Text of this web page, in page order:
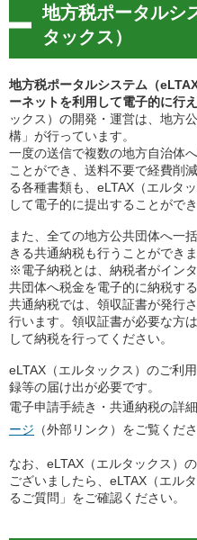
地方税ポータルシ
タックス）
地方税ポータルシステム（eLTAX
ーネットを利用して電子的に行
ックス）の開発・運営は、地方
構」が行っています。
一度の送信で複数の地方自治体
ことができ、送料不要で経費削
る各種書類も、eLTAX（エルタ
して電子的に提出することができ
また、全ての地方公共団体へ一
きる共通納税も行うことができま
※電子納税とは、納税者がイン
共団体へ税金を電子的に納税する
共通納税では、領収証書が発行
行います。領収証書が必要な方
して納税を行ってください。
eLTAX（エルタックス）のご利
録等の届け出が必要です。
電子申請手続き・共通納税の詳細
ージ （外部リンク）をご覧くださ
なお、eLTAX（エルタックス）
ございましたら、eLTAX（エル
るご質問」をご確認ください。